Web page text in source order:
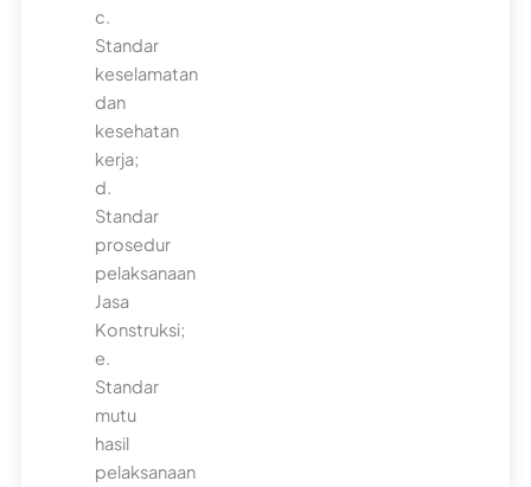
c.
Standar
keselamatan
dan
kesehatan
kerja;
d.
Standar
prosedur
pelaksanaan
Jasa
Konstruksi;
e.
Standar
mutu
hasil
pelaksanaan